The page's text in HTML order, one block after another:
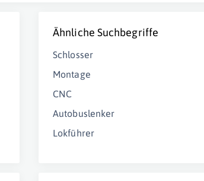
Ähnliche Suchbegriffe
Schlosser
Montage
CNC
Autobuslenker
Lokführer